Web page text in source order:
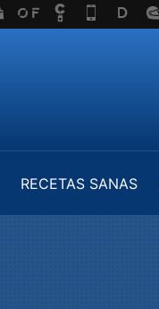
RECETAS SANAS